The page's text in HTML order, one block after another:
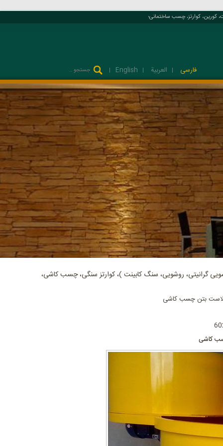
کوارتز، چسب ساختمانی؛
فارسی العربية English
گرانیتی، روشویی، سنگ کابینت )، کوارتز سنگی، چسب کاشی،
بتن چسب کاشی
کاشی